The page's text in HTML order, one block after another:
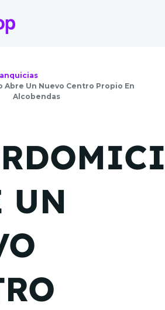
Un Nuevo Centro Propio En
Alcobendas
UN